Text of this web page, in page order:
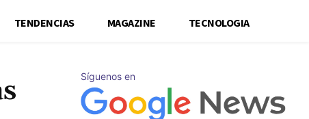
TENDENCIAS MAGAZINE TECNOLOGIA
Síguenos en